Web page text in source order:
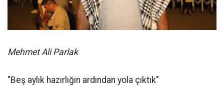
Mehmet Ali Parlak
"Beş aylık hazırlığın ardından yola çıktık"